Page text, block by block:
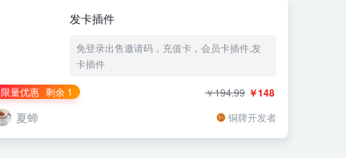
发卡插件
免登录出售邀请码，充值卡，会员卡插件,发
卡插件
限量优惠 剩余 1 ￥148
￥194.99
夏蝉 铜牌开发者